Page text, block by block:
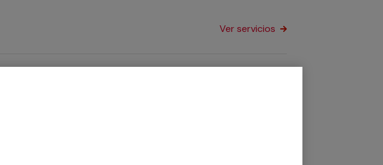
Ver servicios